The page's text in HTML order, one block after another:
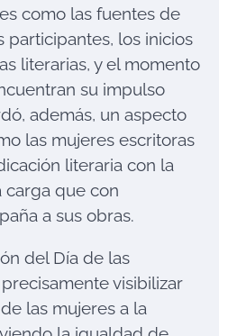
como las fuentes de
participantes, los inicios
literarias, y el momento
su impulso
además, un aspecto
las mujeres escritoras
literaria con la
carga que con
a sus obras.
del Día de las
visibilizar
las mujeres a la